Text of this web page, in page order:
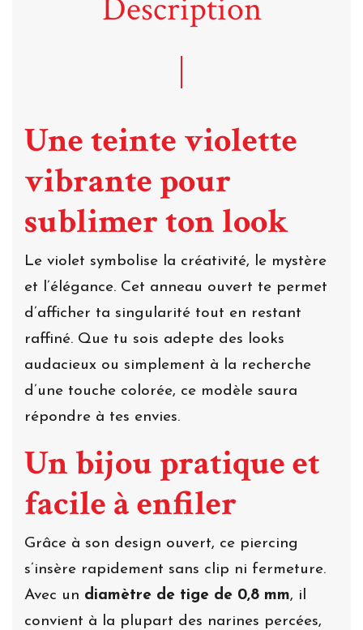
Description
Une teinte violette
vibrante pour
sublimer ton look
Le violet symbolise la créativité, le mystère
et l’élégance. Cet anneau ouvert te permet
d’afficher ta singularité tout en restant
raffiné. Que tu sois adepte des looks
audacieux ou simplement à la recherche
d’une touche colorée, ce modèle saura
répondre à tes envies.
Un bijou pratique et
facile à enfiler
Grâce à son design ouvert, ce piercing
s’insère rapidement sans clip ni fermeture.
Avec un diamètre de tige de 0,8 mm, il
convient à la plupart des narines percées,